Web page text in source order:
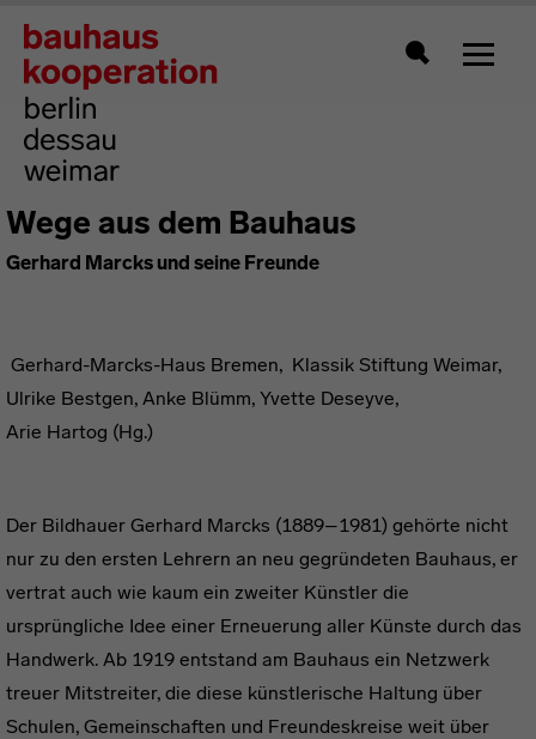
Zeigt
Wege aus dem Bauhaus
Gerhard Marcks und seine Freunde
Gerhard-Marcks-Haus Bremen, Klassik Stiftung Weimar,
Ulrike Bestgen, Anke Blümm, Yvette Deseyve,
Arie Hartog (Hg.)
Der Bildhauer Gerhard Marcks (1889–1981) gehörte nicht
nur zu den ersten Lehrern an neu gegründeten Bauhaus, er
vertrat auch wie kaum ein zweiter Künstler die
ursprüngliche Idee einer Erneuerung aller Künste durch das
Handwerk. Ab 1919 entstand am Bauhaus ein Netzwerk
treuer Mitstreiter, die diese künstlerische Haltung über
Schulen, Gemeinschaften und Freundeskreise weit über